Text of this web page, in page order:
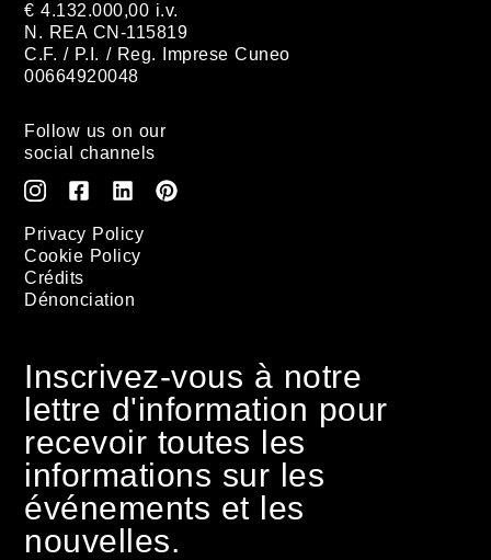
€ 4.132.000,00 i.v.
N. REA CN-115819
C.F. / P.I. / Reg. Imprese Cuneo
00664920048
Follow us on our
social channels
Privacy Policy
Cookie Policy
Crédits
Dénonciation
Inscrivez-vous à notre
lettre d'information pour
recevoir toutes les
informations sur les
événements et les
nouvelles.